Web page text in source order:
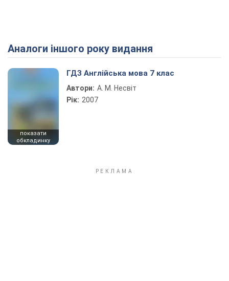
Play Video
Аналоги іншого року видання
показати
обкладинку
ГДЗ Англійська мова 7 клас
Автори: А. М. Несвіт
Рік: 2007